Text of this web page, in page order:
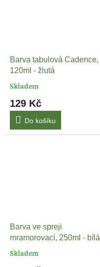
Barva tabulová Cadence,
120ml - žlutá
Skladem
129 Kč
Do košíku
Barva ve spreji
mramorovací, 250ml - bílá
Skladem